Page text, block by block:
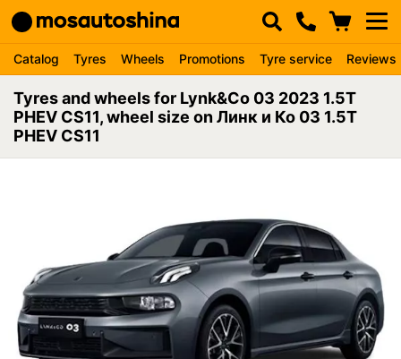
Catalog Tyres Wheels Promotions Tyre service Reviews
Tyres and wheels for Lynk&Co 03 2023 1.5T
PHEV CS11, wheel size on Линк и Ко 03 1.5T
PHEV CS11